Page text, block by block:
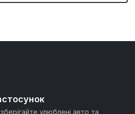
улюблені авто та